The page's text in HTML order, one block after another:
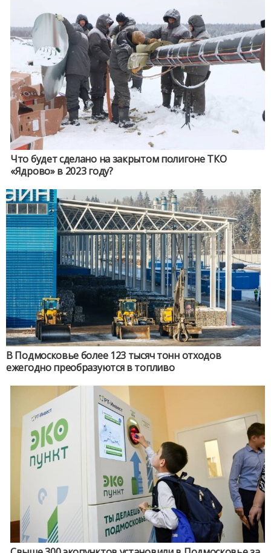
Что будет сделано на закрытом полигоне ТКО
«Ядрово» в 2023 году?
В Подмосковье более 123 тысяч тонн отходов
ежегодно преобразуются в топливо